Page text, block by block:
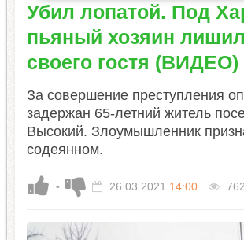
Убил лопатой. Под
пьяный хозяин
своего гостя (ВИДЕО)
За совершение преступления
задержан 65-летний житель
Высокий. Злоумышленник
содеянном.
- 26.03.2021 14:00 762